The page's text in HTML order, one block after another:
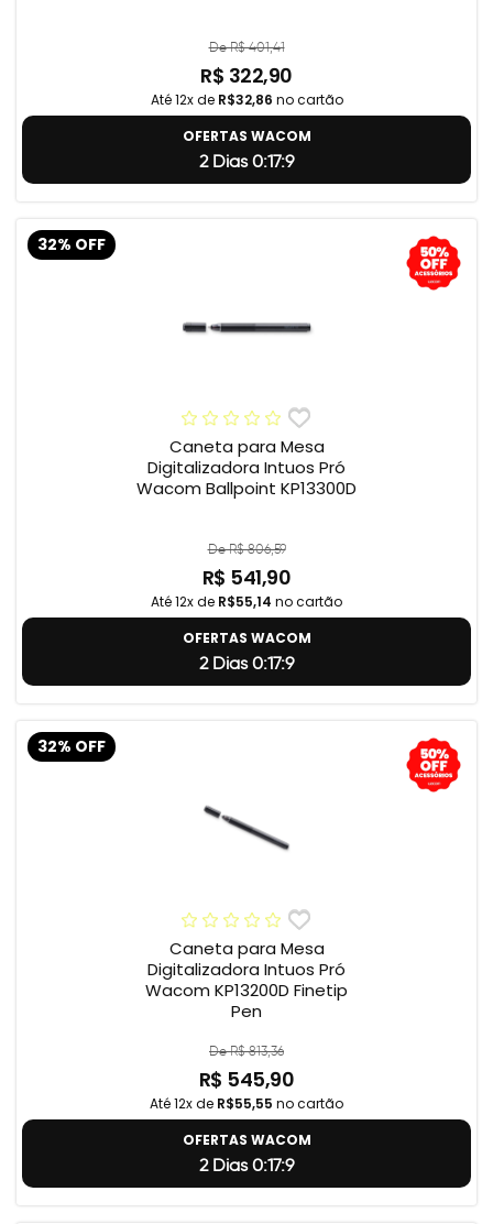
De R$ 401,41
R$ 322,90
Até 12x de R$32,86 no cartão
OFERTAS WACOM
2 Dias 0:17:8
32% OFF
Caneta para Mesa
Digitalizadora Intuos Pró
Wacom Ballpoint KP13300D
De R$ 806,59
R$ 541,90
Até 12x de R$55,14 no cartão
OFERTAS WACOM
2 Dias 0:17:8
32% OFF
Caneta para Mesa
Digitalizadora Intuos Pró
Wacom KP13200D Finetip
Pen
De R$ 813,36
R$ 545,90
Até 12x de R$55,55 no cartão
OFERTAS WACOM
2 Dias 0:17:8